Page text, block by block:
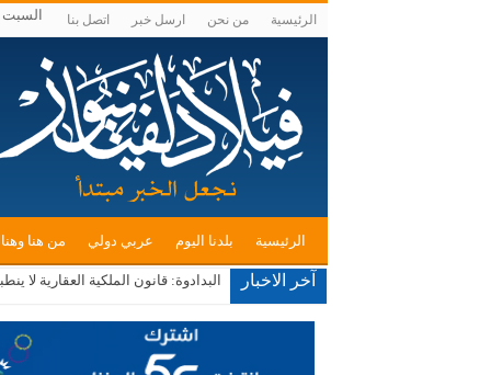
الرئيسية من نحن ارسل خبر اتصل بنا السبت ,
الرئيسية بلدنا اليوم عربي دولي من هنا
آخر الاخبار البدادوة: قانون الملكية العقارية لا ينطبق على الـ3500 دونم محل النقاش في الأغوار